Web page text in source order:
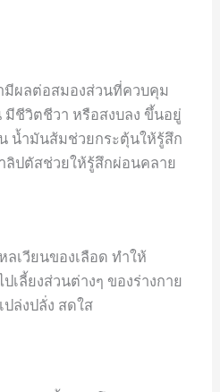
ผลต่อสมองส่วนที่ควบคุม
ชีวิตชีวา หรือสงบลง ขึ้นอยู่
น้ำมันส้มช่วยกระตุ้นให้รู้สึก
ปตัสช่วยให้รู้สึกผ่อนคลาย
เวียนของเลือด ทำให้
เลี้ยงส่วนต่างๆ ของร่างกาย
ล่งปลั่ง สดใส